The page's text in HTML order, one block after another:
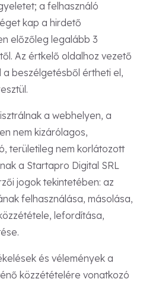
a felhasználó
kap a hirdető
előzőleg legalább 3
Az értkelő oldalhoz vezető
a beszélgetésből értheti el,
a webhelyen, a
nem kizárólagos,
területileg nem korlátozott
a Startapro Digital SRL
jogok tekintetében: az
felhasználása, másolása,
lefordítása,
és vélemények a
közzétételére vonatkozó